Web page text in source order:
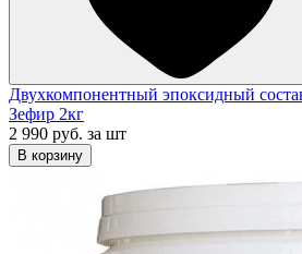
Двухкомпонентный эпоксидный
Зефир 2кг
2 990 руб. за шт
В корзину